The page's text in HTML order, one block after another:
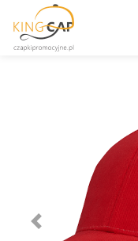
Wstecz